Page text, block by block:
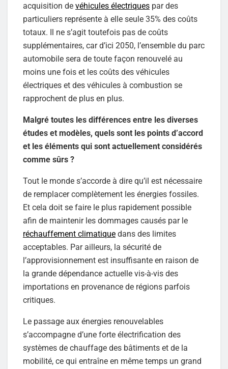
acquisition de véhicules électriques par des
particuliers représente à elle seule 35% des coûts
totaux. Il ne s’agit toutefois pas de coûts
supplémentaires, car d’ici 2050, l’ensemble du parc
automobile sera de toute façon renouvelé au
moins une fois et les coûts des véhicules
électriques et des véhicules à combustion se
rapprochent de plus en plus.
Malgré toutes les différences entre les diverses
études et modèles, quels sont les points d’accord
et les éléments qui sont actuellement considérés
comme sûrs ?
Tout le monde s’accorde à dire qu’il est nécessaire
de remplacer complètement les énergies fossiles.
Et cela doit se faire le plus rapidement possible
afin de maintenir les dommages causés par le
réchauffement climatique dans des limites
acceptables. Par ailleurs, la sécurité de
l’approvisionnement est insuffisante en raison de
la grande dépendance actuelle vis-à-vis des
importations en provenance de régions parfois
critiques.
Le passage aux énergies renouvelables
s’accompagne d’une forte électrification des
systèmes de chauffage des bâtiments et de la
mobilité, ce qui entraîne en même temps un grand